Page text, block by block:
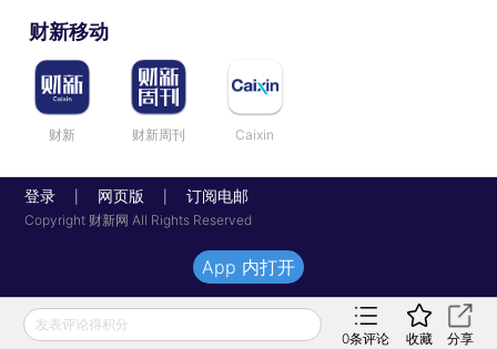
财新移动
财新 财新周刊 Caixin
登录 网页版 订阅电邮
Copyright 财新网 All Rights Reserved
发表评论得积分
0条评论 收藏 分享
App 内打开